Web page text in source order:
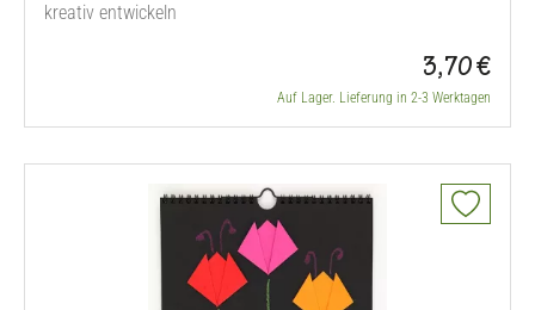
kreativ entwickeln
3,70 €
Auf Lager. Lieferung in 2-3 Werktagen